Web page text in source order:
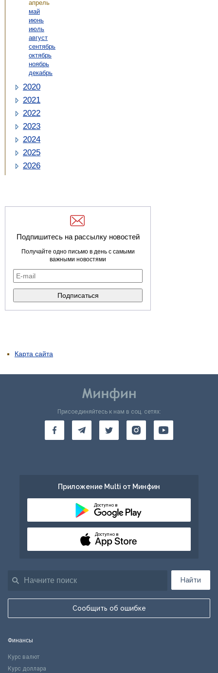
апрель
май
июнь
июль
август
сентябрь
октябрь
ноябрь
декабрь
2020
2021
2022
2023
2024
2025
2026
Подпишитесь на рассылку новостей
Получайте одно письмо в день с самыми
важными новостями
Карта сайта
Найти
Сообщить об ошибке
Присоединяйтесь к нам в соц. сетях:
Приложение Multi от Минфин
Доступно в
Доступно в
Финансы
Курс валют
Курс доллара